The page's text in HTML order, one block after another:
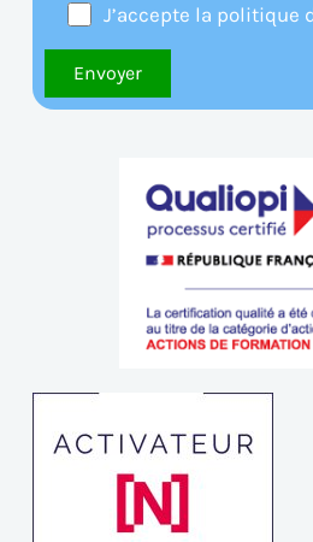
J’accepte la politique